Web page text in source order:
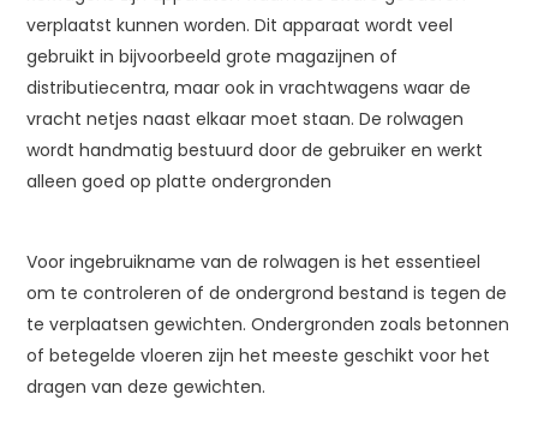
verplaatst kunnen worden. Dit apparaat wordt veel
gebruikt in bijvoorbeeld grote magazijnen of
distributiecentra, maar ook in vrachtwagens waar de
vracht netjes naast elkaar moet staan. De rolwagen
wordt handmatig bestuurd door de gebruiker en werkt
alleen goed op platte ondergronden
Voor ingebruikname van de rolwagen is het essentieel
om te controleren of de ondergrond bestand is tegen de
te verplaatsen gewichten. Ondergronden zoals betonnen
of betegelde vloeren zijn het meeste geschikt voor het
dragen van deze gewichten.